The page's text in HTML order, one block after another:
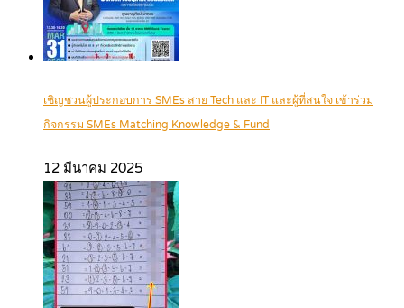
เชิญชวนผู้ประกอบการ SMEs สาย Tech และ IT และผู้ที่สนใจ เข้าร่วม
กิจกรรม SMEs Matching Knowledge & Fund
12 มีนาคม 2025